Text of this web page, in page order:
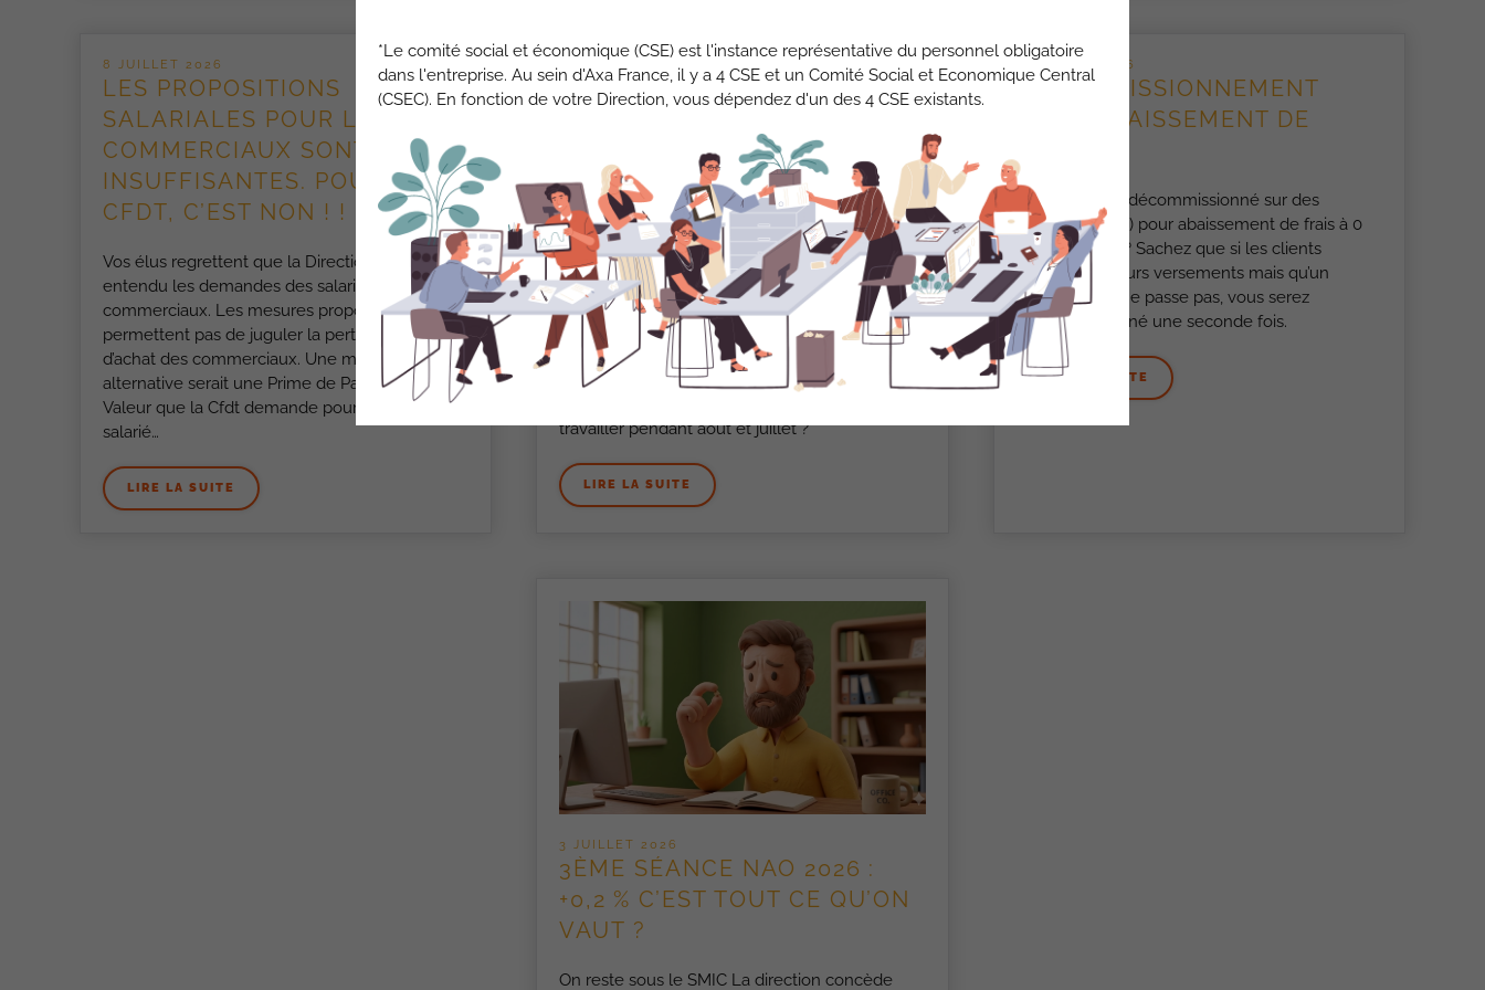
8 JUILLET 2026
LES PROPOSITIONS
SALARIALES POUR LES
COMMERCIAUX SONT
INSUFFISANTES. POUR LA
CFDT, C’EST NON ! !
Vos élus regrettent que la Direction n’ait pas
entendu les demandes des salariés
commerciaux. Les mesures proposées ne
permettent pas de juguler la perte de pouvoir
d’achat des commerciaux. Une mesure
alternative serait une Prime de Partage de la
Valeur que la Cfdt demande pour soutenir les
salarié…
LIRE LA SUITE
8 JUILLET 2026
CONGÉS PAYÉS : VOS
DROITS, NOS EXPLICATIONS
travailler pendant août et juillet ?
LIRE LA SUITE
3 JUILLET 2026
DÉCOMMISSIONNEMENT
POUR ABAISSEMENT DE
Vous avez été décommissionné sur des
contrats (PER….) pour abaissement de frais à 0
dans les 2 ans? Sachez que si les clients
poursuivent leurs versements mais qu’un
prélèvement ne passe pas, vous serez
décommissionné une seconde fois.
LIRE LA SUITE
3 JUILLET 2026
3ÈME SÉANCE NAO 2026 :
+0,2 % C’EST TOUT CE QU’ON
VAUT ?
On reste sous le SMIC La direction concède
*Le comité social et économique (CSE) est l'instance représentative du personnel obligatoire
dans l'entreprise. Au sein d'Axa France, il y a 4 CSE et un Comité Social et Economique Central
(CSEC). En fonction de votre Direction, vous dépendez d'un des 4 CSE existants.